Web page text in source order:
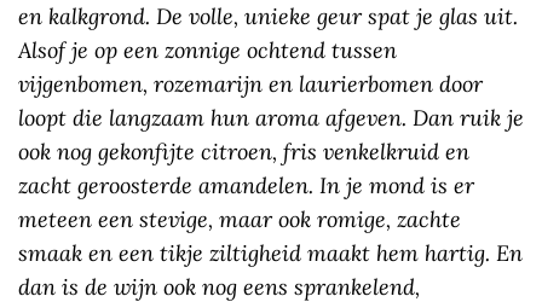
en kalkgrond. De volle, unieke geur spat je glas uit.
Alsof je op een zonnige ochtend tussen
vijgenbomen, rozemarijn en laurierbomen door
loopt die langzaam hun aroma afgeven. Dan ruik je
ook nog gekonfijte citroen, fris venkelkruid en
zacht geroosterde amandelen. In je mond is er
meteen een stevige, maar ook romige, zachte
smaak en een tikje ziltigheid maakt hem hartig. En
dan is de wijn ook nog eens sprankelend,